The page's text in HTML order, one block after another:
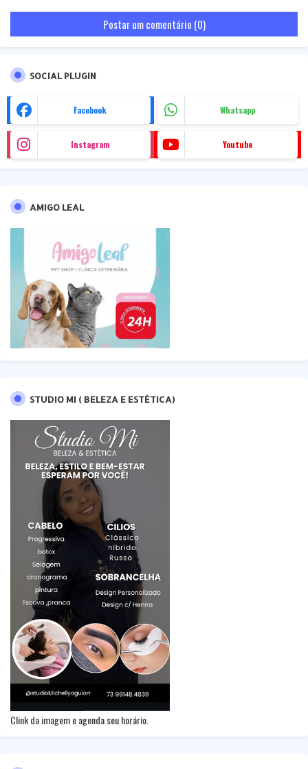
Postar um comentário (0)
SOCIAL PLUGIN
Facebook Whatsapp
Instagram Youtube
AMIGO LEAL
STUDIO MI ( BELEZA E ESTÉTICA)
Clink da imagem e agenda seu horário.